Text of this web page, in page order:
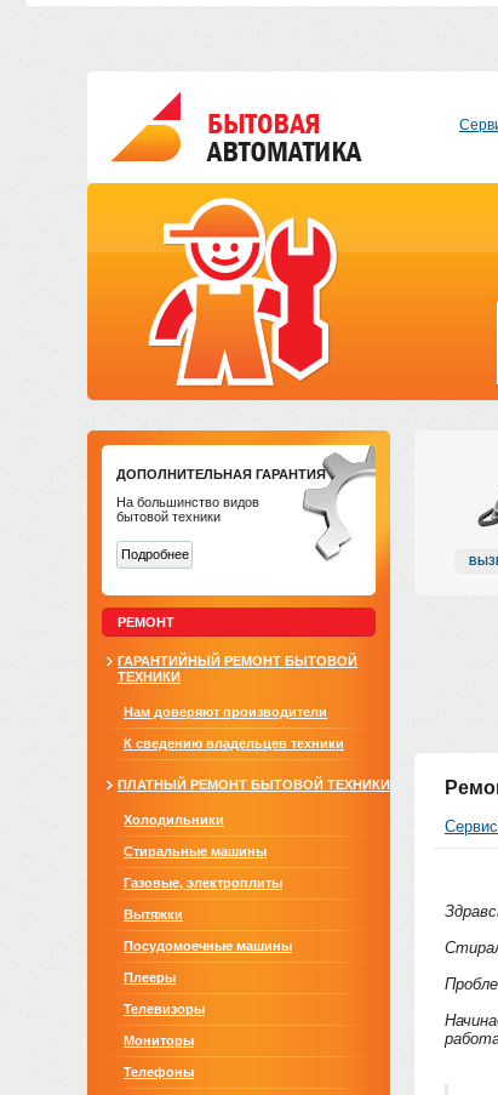
ДОПОЛНИТЕЛЬНАЯ ГАРАНТИЯ
На большинство видов
бытовой техники
Подробнее
РЕМОНТ
ГАРАНТИЙНЫЙ РЕМОНТ БЫТОВОЙ
ТЕХНИКИ
Нам доверяют производители
К сведению владельцев техники
ПЛАТНЫЙ РЕМОНТ БЫТОВОЙ ТЕХНИКИ
Холодильники
Стиральные машины
Газовые, электроплиты
Вытяжки
Посудомоечные машины
Плееры
Телевизоры
Мониторы
Телефоны